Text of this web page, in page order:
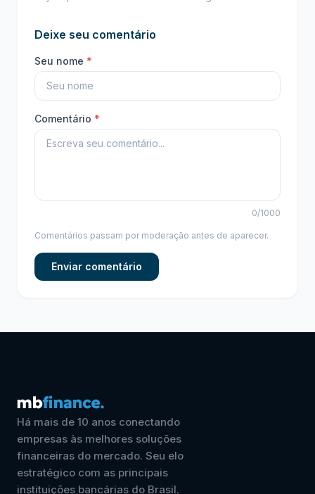
Deixe seu comentário
Seu nome *
Comentário *
0/1000
Comentários passam por moderação antes de aparecer.
Enviar comentário
Há mais de 10 anos conectando
empresas às melhores soluções
financeiras do mercado. Seu elo
estratégico com as principais
instituições bancárias do Brasil.